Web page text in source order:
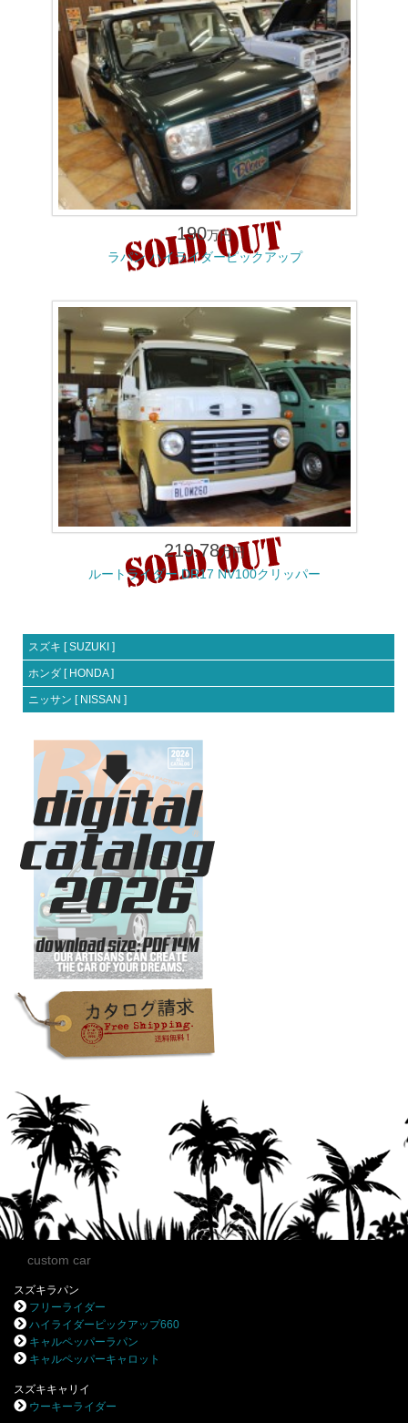
190万円
ラパン ハイライダーピックアップ
219.78万円
ルートライダー DR17 NV100クリッパー
スズキ [ SUZUKI ]
ホンダ [ HONDA ]
ニッサン [ NISSAN ]
custom car
スズキラパン
フリーライダー
ハイライダーピックアップ660
キャルペッパーラパン
キャルペッパーキャロット
スズキキャリイ
ウーキーライダー